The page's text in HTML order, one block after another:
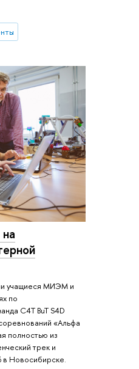
учащиеся МИЭМ и
по
C4T BuT S4D
«Альфа
полностью из
трек и
в Новосибирске.